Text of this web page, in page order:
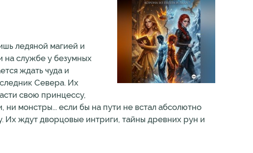
ледяной магией и
на службе у безумных
ждать чуда и
Севера. Их
свою принцессу,
ни монстры... если бы на пути не встал абсолютно
Их ждут дворцовые интриги, тайны древних рун и